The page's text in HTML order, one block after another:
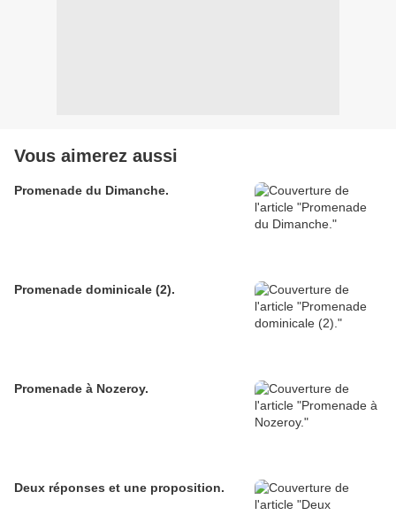
Vous aimerez aussi
Promenade du Dimanche.
Promenade dominicale (2).
Promenade à Nozeroy.
Deux réponses et une proposition.